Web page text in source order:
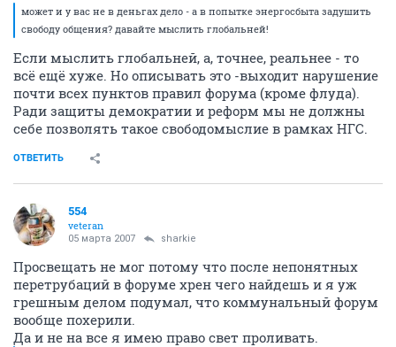
может и у вас не в деньгах дело - а в попытке энергосбыта задушить
свободу общения? давайте мыслить глобальней!
Если мыслить глобальней, а, точнее, реальнее - то
всё ещё хуже. Но описывать это -выходит нарушение
почти всех пунктов правил форума (кроме флуда).
Ради защиты демократии и реформ мы не должны
себе позволять такое свободомыслие в рамках НГС.
ОТВЕТИТЬ
554
veteran
05 марта 2007 sharkie
Просвещать не мог потому что после непонятных
перетрубаций в форуме хрен чего найдешь и я уж
грешным делом подумал, что коммунальный форум
вообще похерили.
Да и не на все я имею право свет проливать.